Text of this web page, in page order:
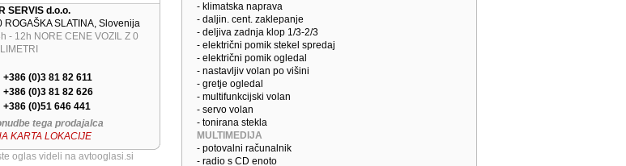
SERVIS d.o.o.
SLATINA, Slovenija
- 12h NORE CENE VOZIL Z 0
+386 (0)3 81 82 611
+386 (0)3 81 82 626
+386 (0)51 646 441
tega prodajalca
KARTA LOKACIJE
oglas videli na avtooglasi.si
- klimatska naprava
- daljin. cent. zaklepanje
- deljiva zadnja klop 1/3-2/3
- električni pomik stekel spredaj
- električni pomik ogledal
- nastavljiv volan po višini
- gretje ogledal
- multifunkcijski volan
- servo volan
- tonirana stekla
MULTIMEDIJA
- potovalni računalnik
- radio s CD enoto